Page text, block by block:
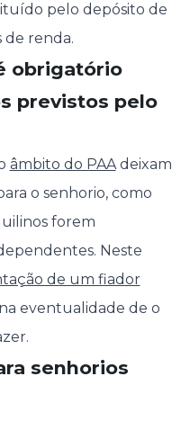
pelo depósito de
de renda.
obrigatório
previstos pelo
âmbito do PAAdeixam
o senhorio, como
forem
Neste
de um fiador
eventualidade de o
senhorios